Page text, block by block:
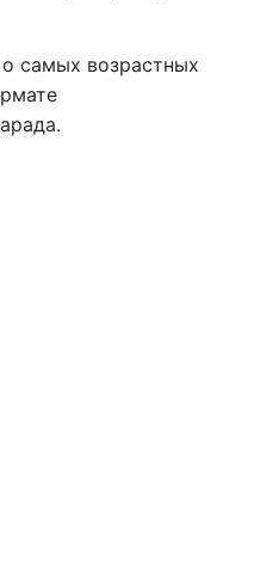
самых возрастных